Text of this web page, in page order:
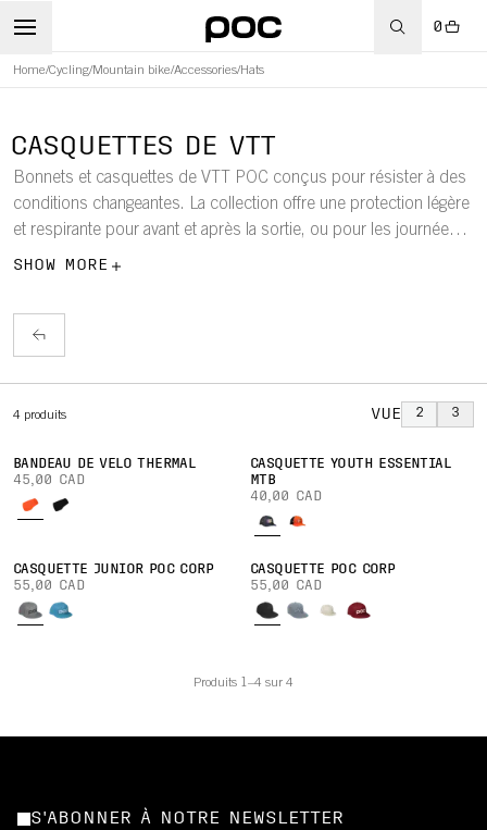
0
Home/Cycling/Mountain bike/Accessories/Hats
CASQUETTES DE VTT
Bonnets et casquettes de VTT POC conçus pour résister à des
conditions changeantes. La collection offre une protection légère
et respirante pour avant et après la sortie, ou pour les journées
décontractées sur les chemins.
SHOW MORE
4 produits VUE 2 3
BANDEAU DE VÉLO THERMAL
45,00 CAD
CASQUETTE YOUTH ESSENTIAL
MTB
40,00 CAD
CASQUETTE JUNIOR POC CORP
55,00 CAD
CASQUETTE POC CORP
55,00 CAD
Produits 1–4 sur 4
S'ABONNER À NOTRE NEWSLETTER